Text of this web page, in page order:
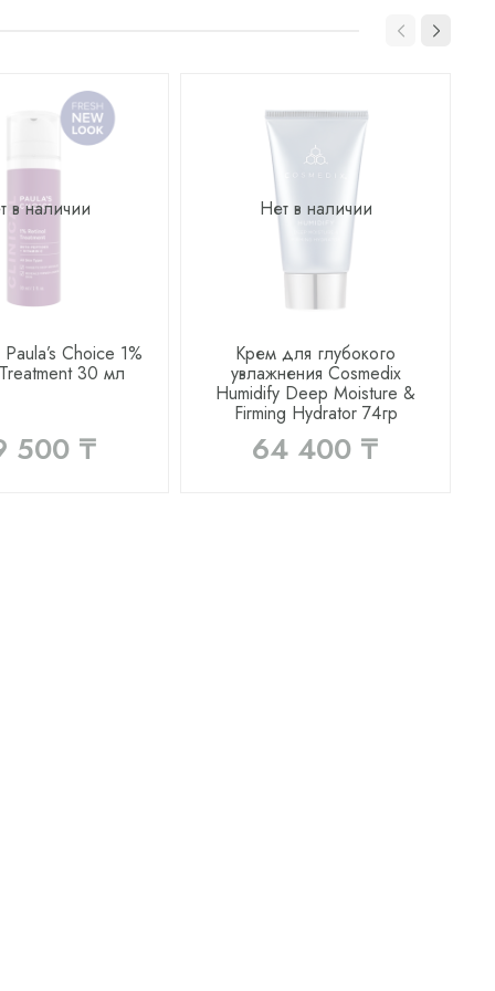
в наличии
Сhoice 1%
30 мл
500 ₸
Нет в наличии
Крем для глубокого
увлажнения Cosmedix
Humidify Deep Moisture &
Firming Hydrator 74гр
64 400 ₸